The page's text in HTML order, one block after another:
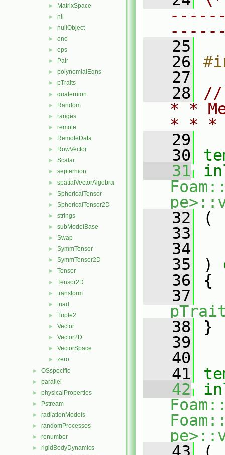
► MatrixSpace
► nil
► nullObject
► one
► ops
► Pair
► polynomialEqns
► pTraits
► quaternion
► Random
► ranges
► remote
► RemoteData
► RowVector
► Scalar
► septernion
► spatialVectorAlgebra
► SphericalTensor
► SphericalTensor2D
► strings
► subModelBase
► Swap
► SymmTensor
► SymmTensor2D
► Tensor
► Tensor2D
► transform
► triad
► Tuple2
► Vector
► Vector2D
► VectorSpace
► zero
► OSspecific
► parallel
► physicalProperties
► Pstream
► radiationModels
► randomProcesses
► renumber
► rigidBodyDynamics
   25
   26
   27
   28
//
* *
* *
   29
   30
   31
   32
(
   33
   34
   35
)
   36
{
   37
   38
}
   39
   40
   41
   42